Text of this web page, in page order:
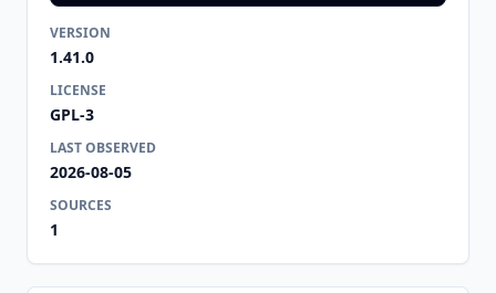
VERSION
1.41.0
LICENSE
GPL-3
LAST OBSERVED
2026-08-05
SOURCES
1